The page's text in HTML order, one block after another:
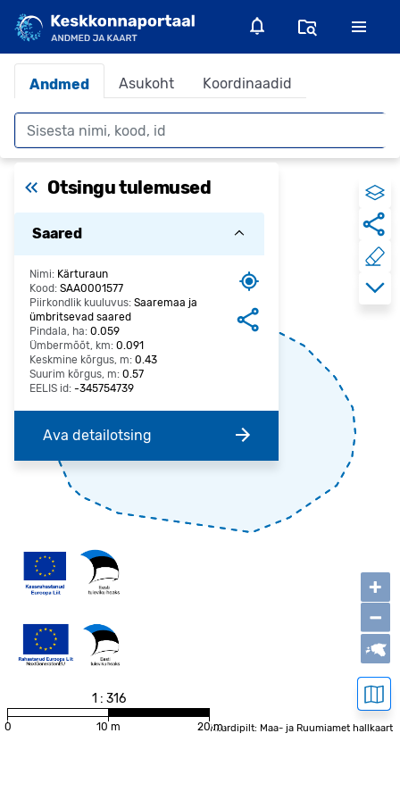
Andmed Asukoht Koordinaadid
Otsing
Otsingu tulemused
Saared
Nimi: Kärturaun
Kood: SAA0001577
Piirkondlik kuuluvus: Saaremaa ja
ümbritsevad saared
Pindala, ha: 0.059
Ümbermõõt, km: 0.091
Keskmine kõrgus, m: 0.43
Suurim kõrgus, m: 0.57
EELIS id: -345754739
Ava detailotsing
+
−
Kaardipilt: Maa- ja Ruumiamet hallkaart
1 : 316
0 10 m 20 m